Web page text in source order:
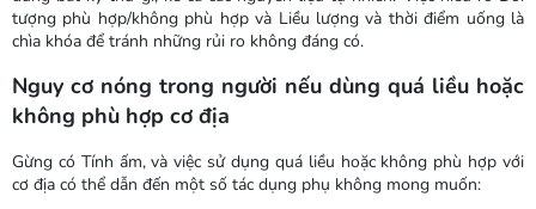
tượng phù hợp/không phù hợp và Liều lượng và thời điểm uống là
chìa khóa để tránh những rủi ro không đáng có.
Nguy cơ nóng trong người nếu dùng quá liều hoặc
không phù hợp cơ địa
Gừng có Tính ấm, và việc sử dụng quá liều hoặc không phù hợp với
cơ địa có thể dẫn đến một số tác dụng phụ không mong muốn: